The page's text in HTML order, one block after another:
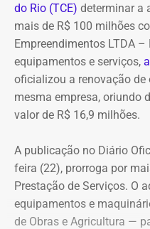
A empresa também
blindados em sua frota
pela locação dos veículos
GSI.
Os veículos serão
Suprimentos (DSU) e
contrato foi firmado com a
Locação de Veículos Ltda.
SUVs zero quilômetro,
motorista e sem
do Rio (TCE) determinar a
mais de R$ 100 milhões
Empreendimentos LTDA
equipamentos e serviços,
oficializou a renovação
mesma empresa, oriundo
valor de R$ 16,9 milhões.
A publicação no Diário
feira (22), prorroga por
Prestação de Serviços. O
equipamentos e
de Obras e Agricultura —